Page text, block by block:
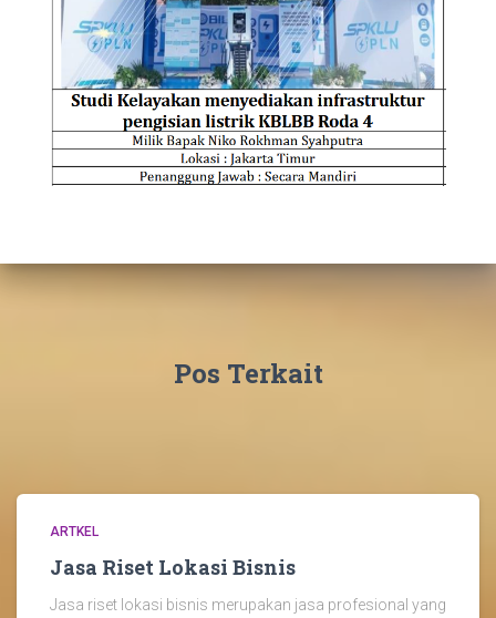
Pos Terkait
ARTKEL
Jasa Riset Lokasi Bisnis
Jasa riset lokasi bisnis merupakan jasa profesional yang